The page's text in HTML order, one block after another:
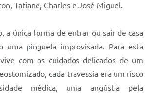
Tatiane, Charles e José Miguel.
a única forma de entrar ou sair de casa
uma pinguela improvisada. Para esta
com os cuidados delicados de um
cada travessia era um risco
médica, uma angústia pela